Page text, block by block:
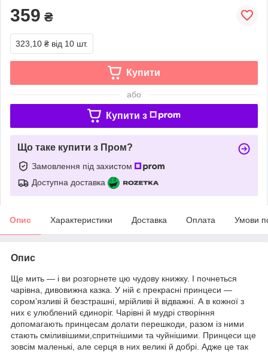
359 ₴
323,10 ₴ від 10 шт.
Купити
або
Купити з
Що таке купити з Пром?
Замовлення під захистом
Доступна доставка
Опис Характеристики Доставка Оплата Умови
Опис
Ще мить — і ви розгорнете цю чудову книжку. І почнеться
чарівна, дивовижна казка. У ній є прекрасні принцеси —
сором’язливі й безстрашні, мрійливі й відважні. А в кожної з
них є улюблений єдиноріг. Чарівні й мудрі створіння
допомагають принцесам долати перешкоди, разом із ними
стають сміливішими,спритнішими та чуйнішими. Принцеси ще
зовсім маленькі, але серця в них великі й добрі. Адже це так